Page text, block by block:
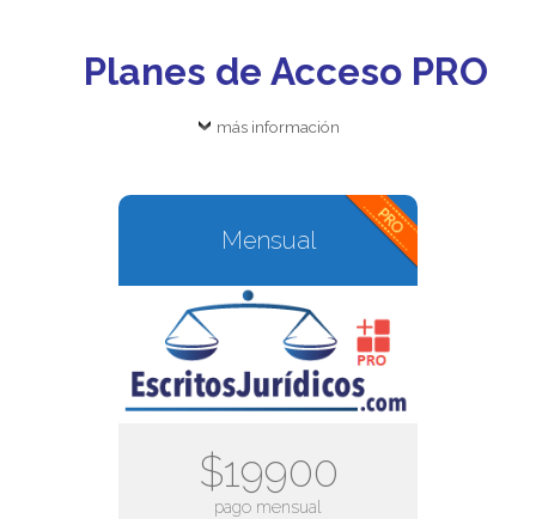
Planes de Acceso PRO
más información
Mensual
$19900
pago mensual